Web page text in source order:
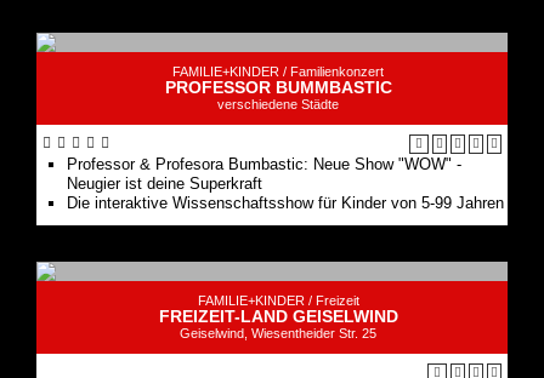
FAMILIE+KINDER / Familienkonzert
PROFESSOR BUMMBASTIC
verschiedene Städte
Professor & Profesora Bumbastic: Neue Show "WOW" -
Neugier ist deine Superkraft
Die interaktive Wissenschaftsshow für Kinder von 5-99 Jahren
FAMILIE+KINDER / Freizeit
FREIZEIT-LAND GEISELWIND
Geiselwind, Wiesentheider Str. 25